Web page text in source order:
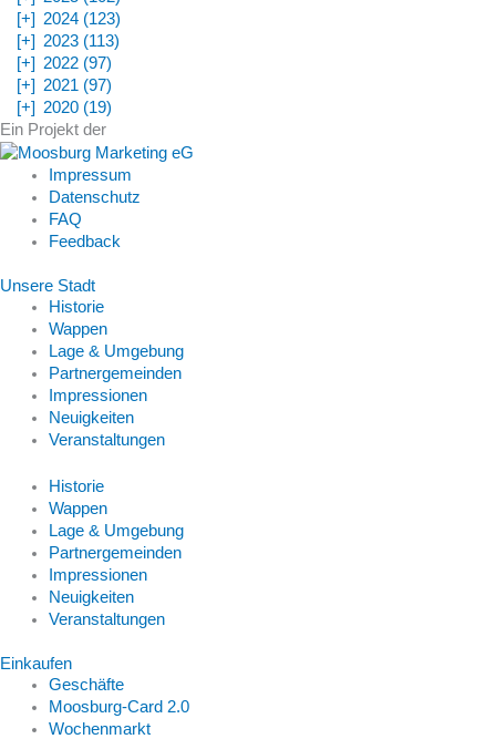
[+]
2024 (123)
[+]
2023 (113)
[+]
2022 (97)
[+]
2021 (97)
[+]
2020 (19)
Ein Projekt der
Impressum
Datenschutz
FAQ
Feedback
Unsere Stadt
Historie
Wappen
Lage & Umgebung
Partnergemeinden
Impressionen
Neuigkeiten
Veranstaltungen
Historie
Wappen
Lage & Umgebung
Partnergemeinden
Impressionen
Neuigkeiten
Veranstaltungen
Einkaufen
Geschäfte
Moosburg-Card 2.0
Wochenmarkt